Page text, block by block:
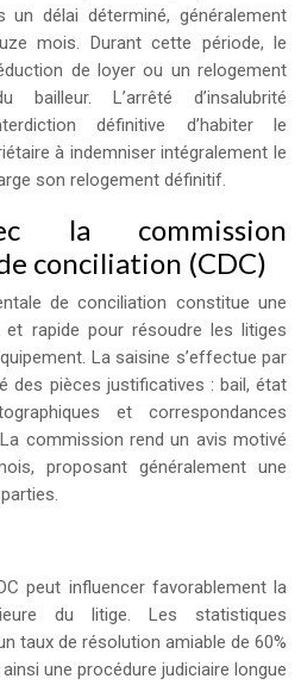
un délai déterminé, généralement
mois. Durant cette période, le
de loyer ou un relogement
L’arrêté d’insalubrité
définitive d’habiter le
à indemniser intégralement le
son relogement définitif.
la commission
conciliation (CDC)
de conciliation constitue une
et rapide pour résoudre les litiges
La saisine s’effectue par
des pièces justificatives : bail, état
et correspondances
commission rend un avis motivé
proposant généralement une
peut influencer favorablement la
du litige. Les statistiques
taux de résolution amiable de 60%
une procédure judiciaire longue